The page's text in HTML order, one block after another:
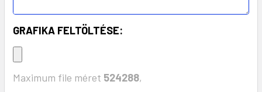
GRAFIKA FELTÖLTÉSE:
Maximum file méret 524288,